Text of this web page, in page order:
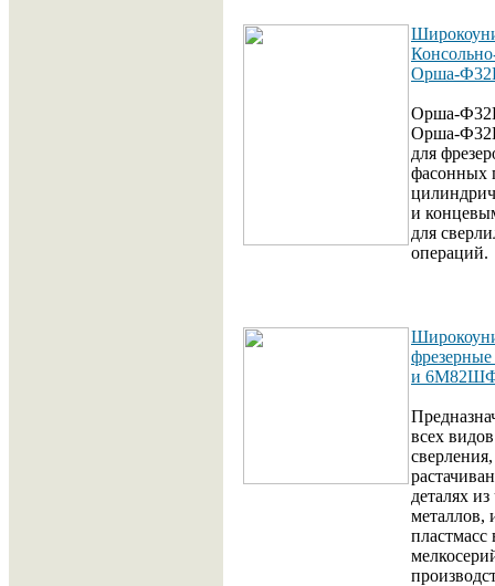
Орша-
Орша-
Орша-
для
фасонных
и
для
операций.
и
всех
деталях
металлов,